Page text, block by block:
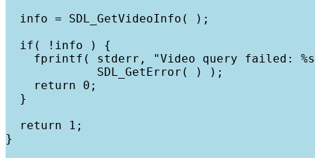
  info = SDL_GetVideoInfo( );
  if( !info ) {
fprintf( stderr, "Video query failed:
             SDL_GetError( ) );
    return 0;
  }
  return 1;
}